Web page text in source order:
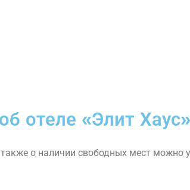
отеле «Элит Хаус»
о наличии свободных мест можно